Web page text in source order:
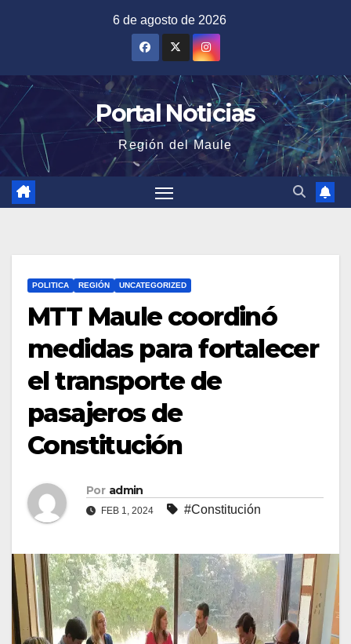
6 de agosto de 2026
Portal Noticias
Región del Maule
POLITICA REGIÓN UNCATEGORIZED
MTT Maule coordinó
medidas para fortalecer
el transporte de
pasajeros de
Constitución
Por admin
FEB 1, 2024 #Constitución